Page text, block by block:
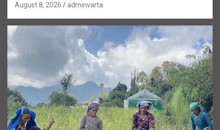
August 8, 2026 adminvarta